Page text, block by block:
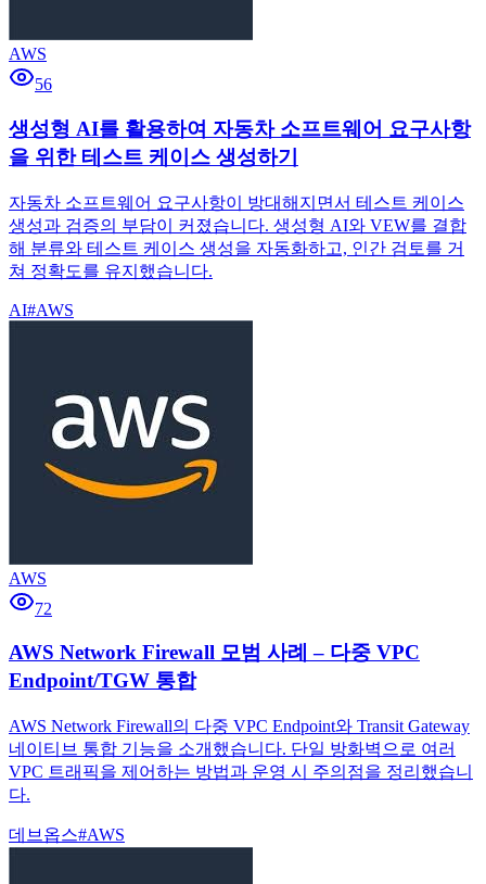
AWS
56
생성형 AI를 활용하여 자동차 소프트웨어 요구사항
을 위한 테스트 케이스 생성하기
자동차 소프트웨어 요구사항이 방대해지면서 테스트 케이스
생성과 검증의 부담이 커졌습니다. 생성형 AI와 VEW를 결합
해 분류와 테스트 케이스 생성을 자동화하고, 인간 검토를 거
쳐 정확도를 유지했습니다.
AI#AWS
AWS
72
AWS Network Firewall 모범 사례 – 다중 VPC
Endpoint/TGW 통합
AWS Network Firewall의 다중 VPC Endpoint와 Transit Gateway
네이티브 통합 기능을 소개했습니다. 단일 방화벽으로 여러
VPC 트래픽을 제어하는 방법과 운영 시 주의점을 정리했습니
다.
데브옵스#AWS